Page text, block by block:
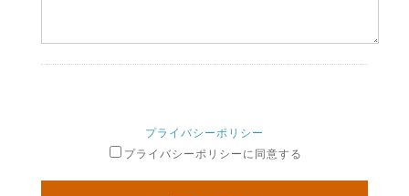
プライバシーポリシー
プライバシーポリシーに同意する